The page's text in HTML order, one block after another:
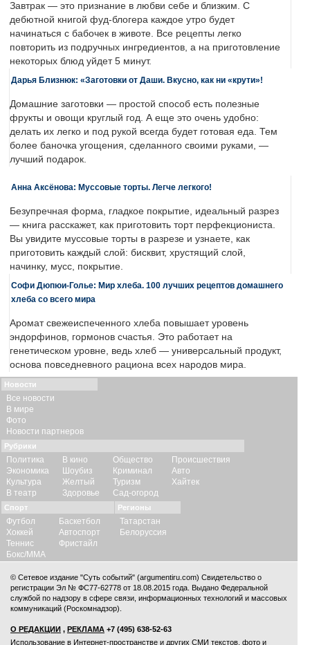
Завтрак — это признание в любви себе и близким. С
дебютной книгой фуд-блогера каждое утро будет
начинаться с бабочек в животе. Все рецепты легко
повторить из подручных ингредиентов, а на приготовление
некоторых блюд уйдет 5 минут.
Дарья Близнюк: «Заготовки от Даши. Вкусно, как ни «крути»!
Домашние заготовки — простой способ есть полезные
фрукты и овощи круглый год. А еще это очень удобно:
делать их легко и под рукой всегда будет готовая еда. Тем
более баночка угощения, сделанного своими руками, —
лучший подарок.
Анна Аксёнова: Муссовые торты. Легче легкого!
Безупречная форма, гладкое покрытие, идеальный разрез
— книга расскажет, как приготовить торт перфекциониста.
Вы увидите муссовые торты в разрезе и узнаете, как
приготовить каждый слой: бисквит, хрустящий слой,
начинку, мусс, покрытие.
Софи Дюпюи-Голье: Мир хлеба. 100 лучших рецептов домашнего
хлеба со всего мира
Аромат свежеиспеченного хлеба повышает уровень
эндорфинов, гормонов счастья. Это работает на
генетическом уровне, ведь хлеб — универсальный продукт,
основа повседневного рациона всех народов мира.
Новости
Все новости
В мире
Фото
Новости партнеров
Рубрики
Политика
Экономика
Культура
В театр
В кино
Шоубиз
Желтый
Здоровье
Общество
Криминал
Туризм
Сад-огород
Происшествия
Авто
Хайтек
Спорт
Футбол
Хоккей
Теннис
Бокс/ММА
Баскетбол
Автоспорт
Фристайл
Регионы
Татарстан
Белоруссия
© Сетевое издание "Суть событий" (argumentiru.com) Свидетельство о
регистрации Эл № ФС77-62778 от 18.08.2015 года. Выдано Федеральной
службой по надзору в сфере связи, информационных технологий и массовых
коммуникаций (Роскомнадзор).
О РЕДАКЦИИ , РЕКЛАМА +7 (495) 638-52-63
Использование в Интернет-пространстве и других СМИ текстов, фото и